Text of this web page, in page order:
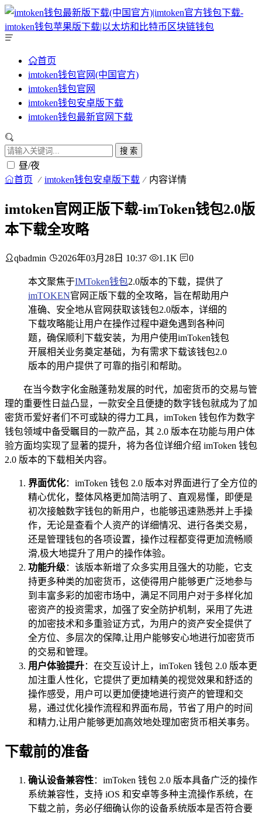
首页
imtoken钱包官网(中国官方)
imtoken钱包官网
imtoken钱包安卓版下载
imtoken钱包最新官网下载
搜 索
昼/夜
首页 imtoken钱包安卓版下载 内容详情
imtoken官网正版下载-imToken钱包2.0版
本下载全攻略
qbadmin 2026年03月28日 10:37 1.1K 0
本文聚焦于IMToken钱包2.0版本的下载，提供了
imTOKEN官网正版下载的全攻略，旨在帮助用户
准确、安全地从官网获取该钱包2.0版本，详细的
下载攻略能让用户在操作过程中避免遇到各种问
题，确保顺利下载安装，为用户使用imToken钱包
开展相关业务奠定基础，为有需求下载该钱包2.0
版本的用户提供了可靠的指引和帮助。
在当今数字化金融蓬勃发展的时代，加密货币的交易与管
理的重要性日益凸显，一款安全且便捷的数字钱包就成为了加
密货币爱好者们不可或缺的得力工具，imToken 钱包作为数字
钱包领域中备受瞩目的一款产品，其 2.0 版本在功能与用户体
验方面均实现了显著的提升，将为各位详细介绍 imToken 钱包
2.0 版本的下载相关内容。
界面优化：imToken 钱包 2.0 版本对界面进行了全方位的
精心优化，整体风格更加简洁明了、直观易懂，即便是
初次接触数字钱包的新用户，也能够迅速熟悉并上手操
作，无论是查看个人资产的详细情况、进行各类交易，
还是管理钱包的各项设置，操作过程都变得更加流畅顺
滑,极大地提升了用户的操作体验。
功能升级：该版本新增了众多实用且强大的功能，它支
持更多种类的加密货币，这使得用户能够更广泛地参与
到丰富多彩的加密市场中，满足不同用户对于多样化加
密资产的投资需求，加强了安全防护机制，采用了先进
的加密技术和多重验证方式，为用户的资产安全提供了
全方位、多层次的保障,让用户能够安心地进行加密货币
的交易和管理。
用户体验提升：在交互设计上，imToken 钱包 2.0 版本更
加注重人性化，它提供了更加精美的视觉效果和舒适的
操作感受，用户可以更加便捷地进行资产的管理和交
易，通过优化操作流程和界面布局，节省了用户的时间
和精力,让用户能够更加高效地处理加密货币相关事务。
下载前的准备
确认设备兼容性：imToken 钱包 2.0 版本具备广泛的操作
系统兼容性，支持 iOS 和安卓等多种主流操作系统，在
下载之前，务必仔细确认你的设备系统版本是否符合要